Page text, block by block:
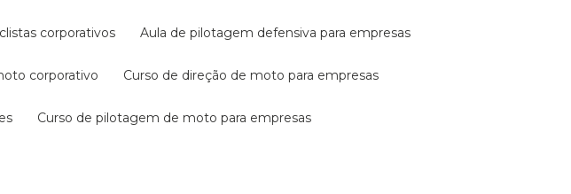
corporativos aula de pilotagem defensiva para empresas
corporativo curso de direção de moto para empresas
curso de pilotagem de moto para empresas